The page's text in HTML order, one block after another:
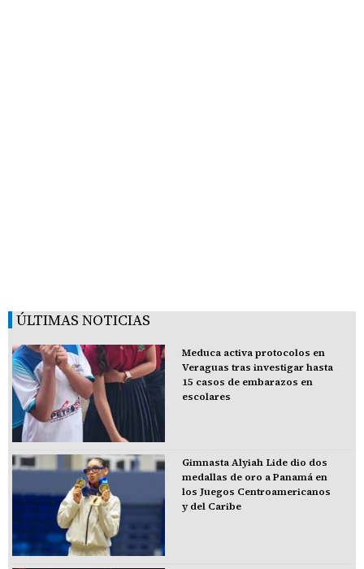
ÚLTIMAS NOTICIAS
Meduca activa protocolos en
Veraguas tras investigar hasta
15 casos de embarazos en
escolares
Gimnasta Alyiah Lide dio dos
medallas de oro a Panamá en
los Juegos Centroamericanos
y del Caribe